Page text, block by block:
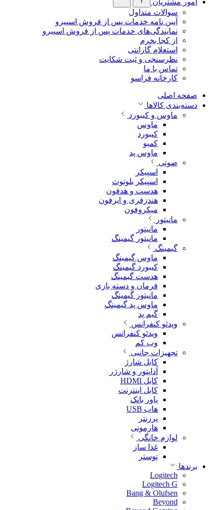
امور مشتریان
سوالات متداول
آیین نامه خدمات پس از فروش اسپیرو
نمایندگی‌های خدمات پس از فروش اسپیرو
از کجا بخرم
استعلام گارانتی
نظرسنجی و ثبت شکایت
تماس با ما
کارخانه فراسو
صفحه اصلی
دسته‌بندی کالاها
ماوس و کیبورد
ماوس
کیبورد
کمبو
ماوس پد
صوتی
اسپیکر
اسپیکر بلوتوث
هدست و هدفون
هندزفری و ایرفون
میکروفون
مانیتور
مانیتور
مانیتور گیمینگ
گیمینگ
ماوس گیمینگ
کیبورد گیمینگ
هدست گیمینگ
فرمان و دسته بازی
مانیتور گیمینگ
ماوس پد گیمینگ
گیم پد
ویدئو کنفرانس
ویدئو کنفرانس
وب کم
تجهیزات جانبی
کابل شارژ
آداپتور و شارژر
کابل HDMI
کابل اینترنت
پاور بانک
هاب USB
پرزنتر
هارمونی
لوازم خانگی
غذا ساز
توستر
برندها
Logitech
Logitech G
Bang & Olufsen
Beyond